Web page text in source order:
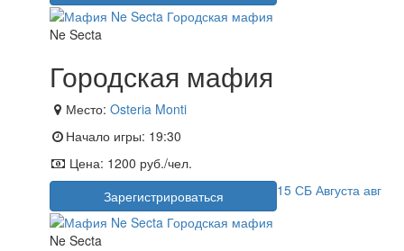
Ne Secta
Городская мафия
Место: Osteria Monti
Начало игры: 19:30
Цена: 1200 руб./чел.
Зарегистрироваться
15 СБ Августа авг
Ne Secta